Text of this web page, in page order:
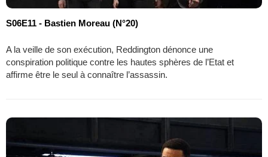
S06E11 - Bastien Moreau (N°20)
A la veille de son exécution, Reddington dénonce une
conspiration politique contre les hautes sphères de l’Etat et
affirme être le seul à connaître l’assassin.